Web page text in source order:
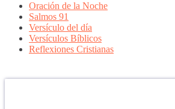
Oración de la Noche
Salmos 91
Versículo del día
Versículos Bíblicos
Reflexiones Cristianas